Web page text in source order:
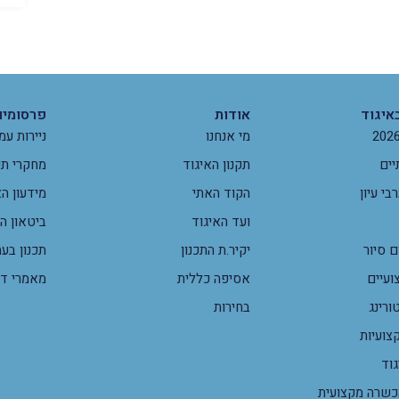
עיון
סיור
מקצועית
אודות
מי אנחנו
תקנון האיגוד
הקוד האתי
ועד האיגוד
יקיר.ת התכנון
אסיפה כללית
בחירות
ניירות
מחקרי
מידעון
ביטאון
תכנון
מאמרי